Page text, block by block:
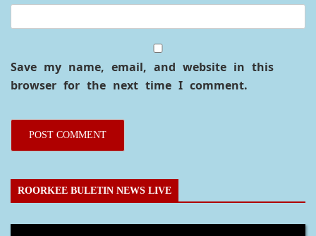
Save my name, email, and website in this
browser for the next time I comment.
ROORKEE BULETIN NEWS LIVE